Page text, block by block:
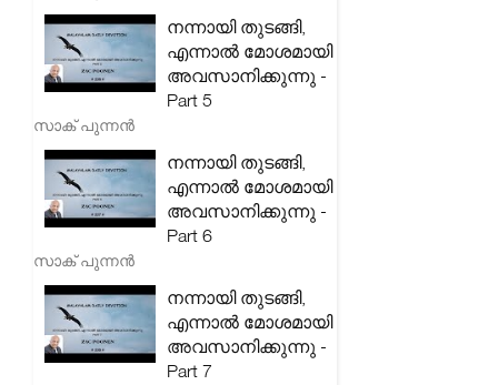
നന്നായി തുടങ്ങി,
എന്നാൽ മോശമായി
അവസാനിക്കുന്നു -
Part 5
സാക് പുന്നൻ
നന്നായി തുടങ്ങി,
എന്നാൽ മോശമായി
അവസാനിക്കുന്നു -
Part 6
സാക് പുന്നൻ
നന്നായി തുടങ്ങി,
എന്നാൽ മോശമായി
അവസാനിക്കുന്നു -
Part 7